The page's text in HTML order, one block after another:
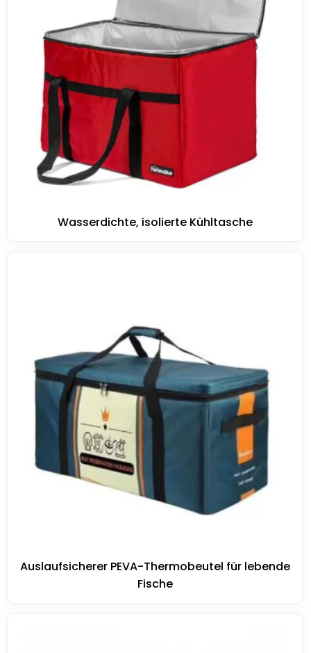
Wasserdichte, isolierte Kühltasche
Auslaufsicherer PEVA-Thermobeutel für lebende
Fische